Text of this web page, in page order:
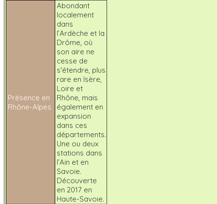
Présence en
Rhône-Alpes
Abondant
localement
dans
l’Ardèche et la
Drôme, où
son aire ne
cesse de
s'étendre, plus
rare en Isère,
Loire et
Rhône, mais
également en
expansion
dans ces
départements.
Une ou deux
stations dans
l’Ain et en
Savoie.
Découverte
en 2017 en
Haute-Savoie.